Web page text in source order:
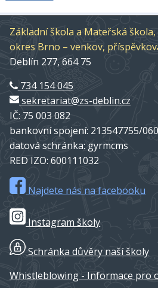
Základní škola a Mateřská škola,
okres Brno – venkov,
Deblín 277, 664 75
734 154 045
sekretariat@zs-deblin.cz
IČ: 75 003 082
bankovní spojení: 213547755/
datová schránka: gyrmcms
RED IZO: 600111032
Najdete nás na facebooku
Instagram školy
Schránka důvěry naší školy
Whistleblowing - Informace pro